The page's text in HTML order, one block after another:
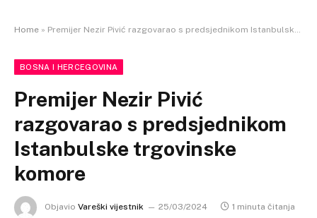
Home » Premijer Nezir Pivić razgovarao s predsjednikom Istanbulske trgovinske komore
BOSNA I HERCEGOVINA
Premijer Nezir Pivić
razgovarao s predsjednikom
Istanbulske trgovinske
komore
Objavio Vareški vijestnik 25/03/2024 1 minuta čitanja